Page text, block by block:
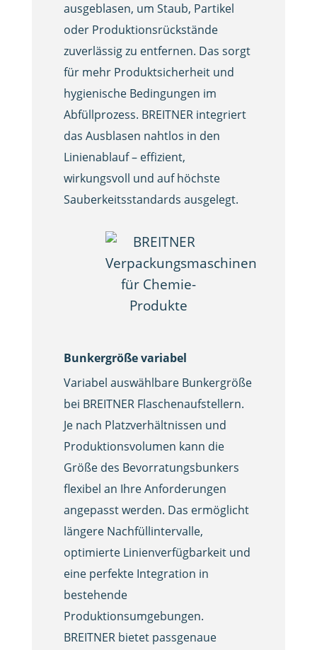
ausgeblasen, um Staub, Partikel
oder Produktionsrückstände
zuverlässig zu entfernen. Das sorgt
für mehr Produktsicherheit und
hygienische Bedingungen im
Abfüllprozess. BREITNER integriert
das Ausblasen nahtlos in den
Linienablauf – effizient,
wirkungsvoll und auf höchste
Sauberkeitsstandards ausgelegt.
Bunkergröße variabel
Variabel auswählbare Bunkergröße
bei BREITNER Flaschenaufstellern.
Je nach Platzverhältnissen und
Produktionsvolumen kann die
Größe des Bevorratungsbunkers
flexibel an Ihre Anforderungen
angepasst werden. Das ermöglicht
längere Nachfüllintervalle,
optimierte Linienverfügbarkeit und
eine perfekte Integration in
bestehende
Produktionsumgebungen.
BREITNER bietet passgenaue